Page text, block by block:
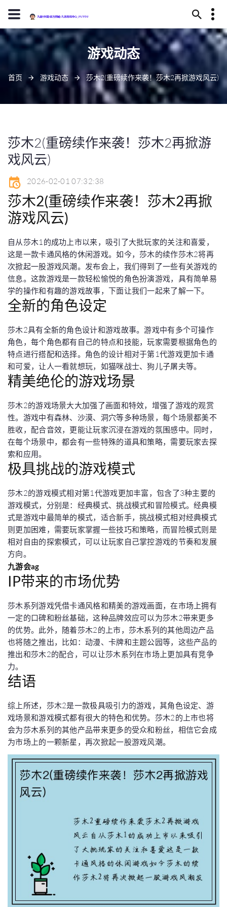
13594780322
武威市恢读庄219号
j9-zhenren@j909.vip
游戏动态
首页 游戏动态 莎木2(重磅续作来袭！莎木2再掀游戏风云)
莎木2(重磅续作来袭！莎木2再掀游
戏风云)
2026-02-01 07:32:38
莎木2(重磅续作来袭！莎木2再掀
游戏风云)
自从莎木1的成功上市以来，吸引了大批玩家的关注和喜爱，
这是一款卡通风格的休闲游戏。如今，莎木的续作莎木2将再
次掀起一股游戏风潮。发布会上，我们得到了一些有关游戏的
信息。这款游戏是一款轻松愉悦的角色扮演游戏，具有简单易
学的操作和有趣的游戏故事，下面让我们一起来了解一下。
全新的角色设定
莎木2具有全新的角色设计和游戏故事。游戏中有多个可操作
角色，每个角色都有自己的特点和技能，玩家需要根据角色的
特点进行搭配和选择。角色的设计相对于第1代游戏更加卡通
和可爱，让人一看就想玩，如猫咪战士、狗儿子屠夫等。
精美绝伦的游戏场景
莎木2的游戏场景大大加强了画面和特效，增强了游戏的观赏
性。游戏中有森林、沙漠、洞穴等多种场景，每个场景都美不
胜收，配合音效，更能让玩家沉浸在游戏的氛围感中。同时，
在每个场景中，都会有一些特殊的道具和策略，需要玩家去探
索和应用。
极具挑战的游戏模式
莎木2的游戏模式相对第1代游戏更加丰富，包含了3种主要的
游戏模式，分别是：经典模式、挑战模式和冒险模式。经典模
式是游戏中最简单的模式，适合新手，挑战模式相对经典模式
则更加困难，需要玩家掌握一些技巧和策略，而冒险模式则是
相对自由的探索模式，可以让玩家自己掌控游戏的节奏和发展
方向。
九游会ag
IP带来的市场优势
莎木系列游戏凭借卡通风格和精美的游戏画面，在市场上拥有
一定的口碑和粉丝基础，这种品牌效应可以为莎木2带来更多
的优势。此外，随着莎木2的上市，莎木系列的其他周边产品
也将随之推出，比如：动漫、卡牌和主题公园等，这些产品的
推出和莎木2的配合，可以让莎木系列在市场上更加具有竞争
力。
结语
综上所述，莎木2是一款极具吸引力的游戏，其角色设定、游
戏场景和游戏模式都有很大的特色和优势。莎木2的上市也将
会为莎木系列的其他产品带来更多的受众和粉丝，相信它会成
为市场上的一颗新星，再次掀起一股游戏风潮。